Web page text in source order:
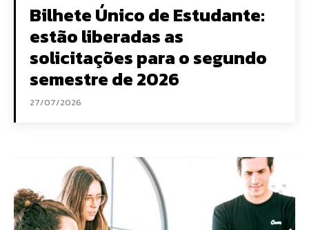
Bilhete Único de Estudante:
estão liberadas as
solicitações para o segundo
semestre de 2026
27/07/2026